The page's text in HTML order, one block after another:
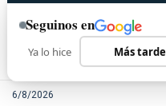
6/8/2026
Seguinos en
Ya lo hice Más tarde